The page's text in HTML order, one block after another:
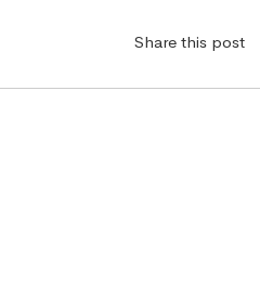
Share this post